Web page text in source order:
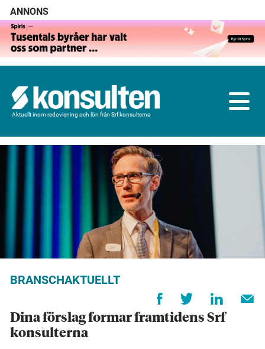
ANNONS
Aktuellt inom redovisning och lön från Srf konsulterna
BRANSCHAKTUELLT
Dina förslag formar framtidens Srf
konsulterna